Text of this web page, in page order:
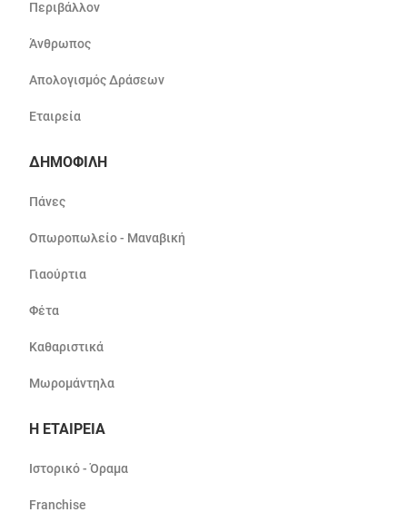
Περιβάλλον
Άνθρωπος
Απολογισμός Δράσεων
Εταιρεία
ΔΗΜΟΦΙΛΗ
Πάνες
Οπωροπωλείο - Μαναβική
Γιαούρτια
Φέτα
Καθαριστικά
Μωρομάντηλα
Η ΕΤΑΙΡΕΙΑ
Ιστορικό - Όραμα
Franchise